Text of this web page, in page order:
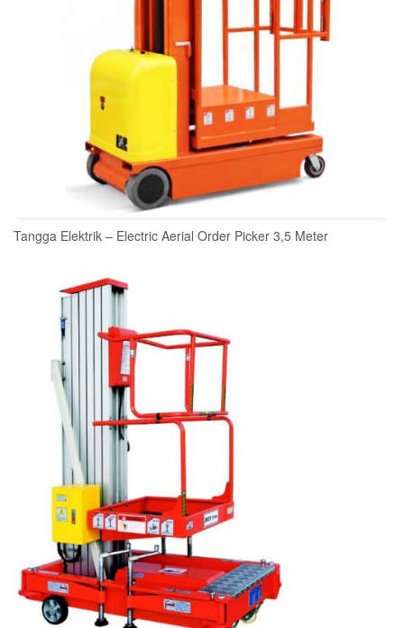
Tangga Elektrik – Electric Aerial Order Picker 3,5 Meter